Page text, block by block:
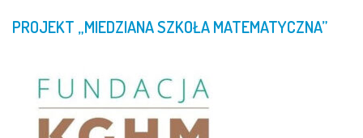
PROJEKT „MIEDZIANASZKOŁAMATEMATYCZNA”